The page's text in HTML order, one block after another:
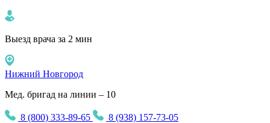
Выезд врача за 2 мин
Нижний Новгород
Мед. бригад на линии – 10
8 (800) 333-89-65
8 (938) 157-73-05